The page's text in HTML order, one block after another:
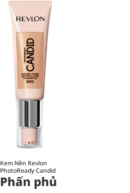
Kem Nền Revlon
PhotoReady Candid
Phấn phủ